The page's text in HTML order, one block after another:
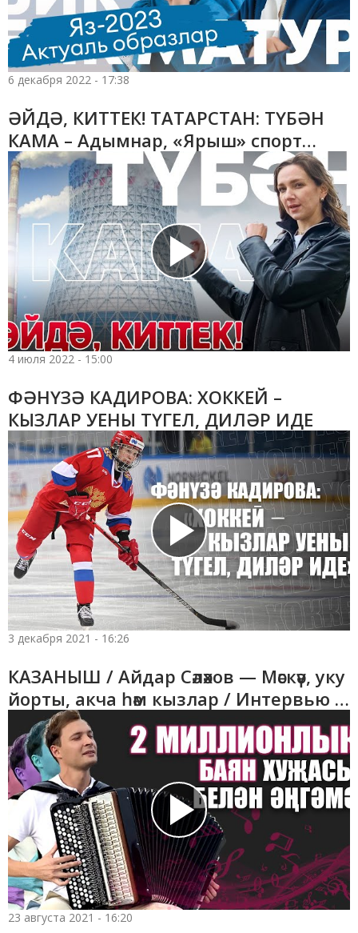
6 декабря 2022 - 17:38
ӘЙДӘ, КИТТЕК! ТАТАРСТАН: ТҮБӘН
КАМА – Адымнар, «Ярыш» спорт
комплексы, КОVЁР, «Заман» үзәге
4 июля 2022 - 15:00
ФӘНҮЗӘ КАДИРОВА: ХОККЕЙ –
КЫЗЛАР УЕНЫ ТҮГЕЛ, ДИЛӘР ИДЕ
3 декабря 2021 - 16:26
КАЗАНЫШ / Айдар Сәләхов — Мәскәү, уку
йорты, акча һәм кызлар / Интервью с
музыкантом
23 августа 2021 - 16:20